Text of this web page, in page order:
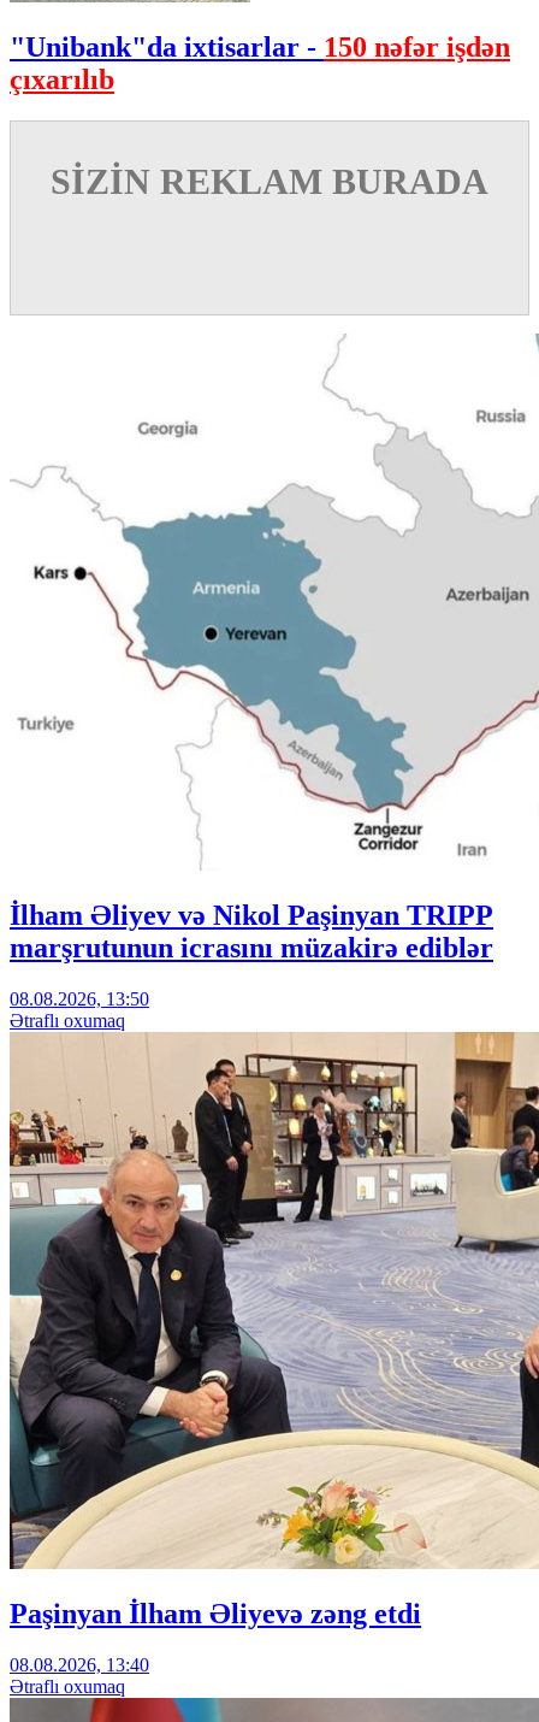
"Unibank"da ixtisarlar - 150 nəfər işdən
çıxarılıb
SİZİN REKLAM BURADA
İlham Əliyev və Nikol Paşinyan TRIPP
marşrutunun icrasını müzakirə ediblər
08.08.2026, 13:50
Ətraflı oxumaq
Paşinyan İlham Əliyevə zəng etdi
08.08.2026, 13:40
Ətraflı oxumaq